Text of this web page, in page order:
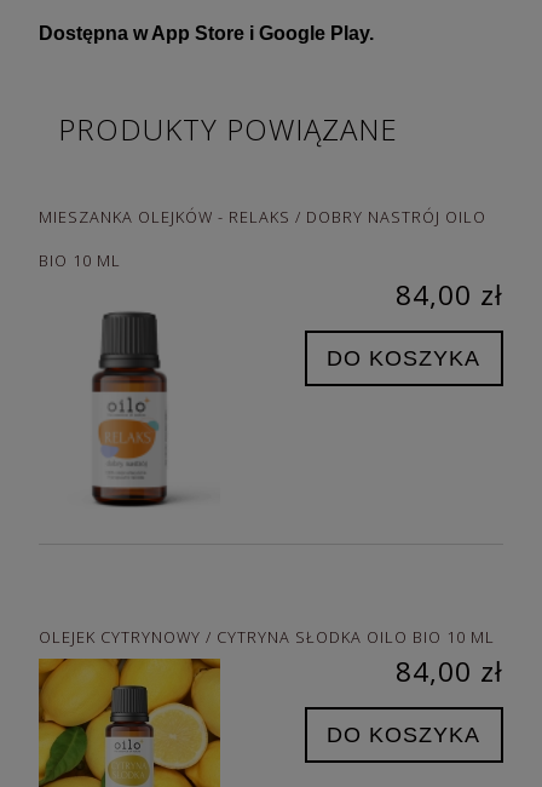
Dostępna w App Store i Google Play.
PRODUKTY POWIĄZANE
MIESZANKA OLEJKÓW - RELAKS / DOBRY NASTRÓJ OILO
BIO 10 ML
84,00 zł
DO KOSZYKA
OLEJEK CYTRYNOWY / CYTRYNA SŁODKA OILO BIO 10 ML
84,00 zł
DO KOSZYKA